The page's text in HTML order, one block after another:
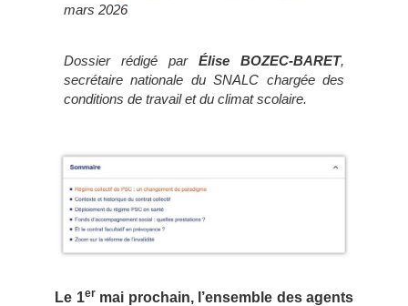
mars 2026
Dossier rédigé par Élise BOZEC-BARET,
secrétaire nationale du SNALC chargée des
conditions de travail et du climat scolaire.
Le 1ermai prochain, l’ensemble des agents